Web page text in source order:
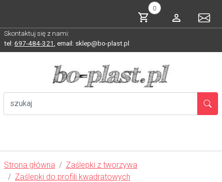
0
Skontaktuj się z nami:
tel: 697-484-321 email: sklep@bo-plast.pl
Strona główna
Zaślepki z tworzywa
Zaślepki do profili kwadratowych